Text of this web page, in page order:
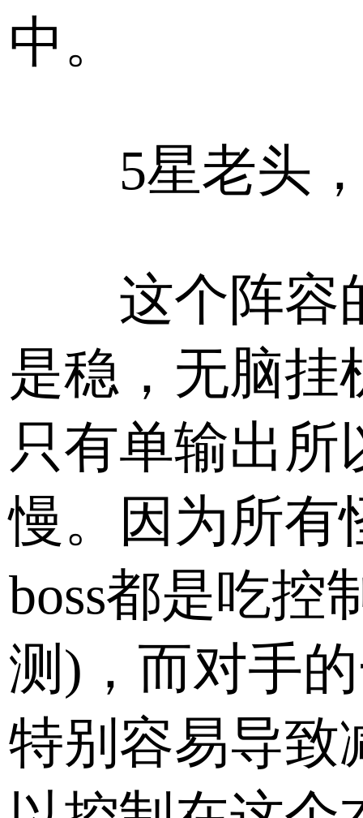
中。
5星老头，
这个阵容
是稳，无脑挂
只有单输出所
慢。因为所有
boss都是吃控
测)，而对手
特别容易导致